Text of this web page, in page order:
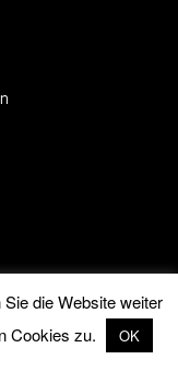
die Website weiter
Cookies zu.
OK